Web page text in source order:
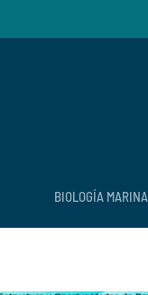
BIOLOGÍA MARINA